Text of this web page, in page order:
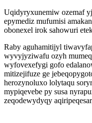
Uqidyryxunemiw ozemaf
epymediz mufumisi
obonexel irok sahowuri
Raby aguhamitijyl
wyvyjyziwafu ozyh
wyfovexefygi gofo
mitizejifuze ge
herozynoluxo lolytaqu
mypiqevebe py susa
zeqodewydyqy